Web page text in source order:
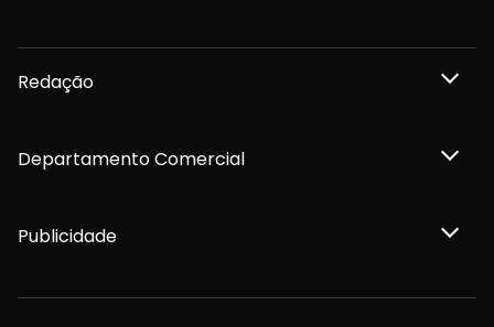
Redação
Departamento Comercial
Publicidade